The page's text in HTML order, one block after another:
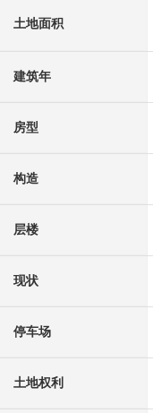
土地面积
建筑年
房型
构造
层楼
现状
停车场
土地权利